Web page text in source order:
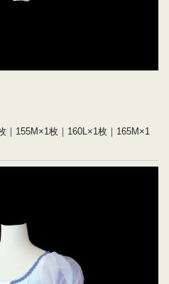
｜155M×1枚｜160L×1枚｜165M×1